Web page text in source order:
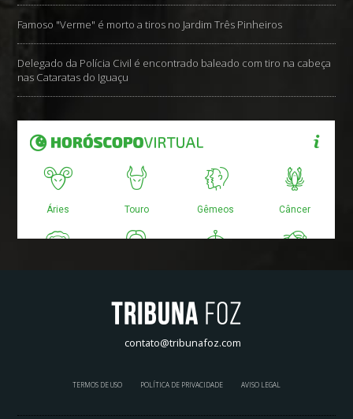
Famoso "Verme" é morto a tiros no Jardim Três Pinheiros
Delegado da Polícia Civil é encontrado baleado com tiro na cabeça
nas Cataratas do Iguaçu
contato@tribunafoz.com
TERMOS DE USO POLÍTICA DE PRIVACIDADE AVISO LEGAL